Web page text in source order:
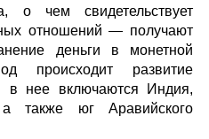
о чем свидетельствует
отношений — получают
деньги в монетной
происходит развитие
в нее включаются Индия,
также юг Аравийского